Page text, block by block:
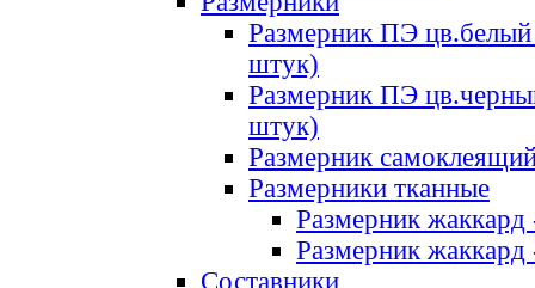
Размерник ПЭ цв.белый
штук)
Размерник ПЭ
штук)
Размерник
Размерники тканные
Размерник
Размерник
Составники